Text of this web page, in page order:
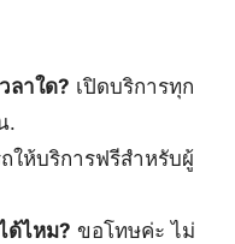
ลาใด? เปิดบริการทุก
.
ให้บริการฟรีสำหรับผู้
ด้ไหม? ขอโทษค่ะ ไม่